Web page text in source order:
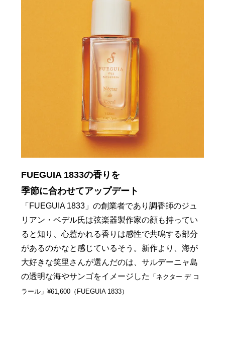
FUEGUIA 1833の香りを
季節に合わせてアップデート
「FUEGUIA 1833」の創業者であり調香師のジュ
リアン・ベデル氏は弦楽器製作家の顔も持ってい
ると知り、心惹かれる香りは感性で共鳴する部分
があるのかなと感じているそう。新作より、海が
大好きな笑里さんが選んだのは、サルデーニャ島
の透明な海やサンゴをイメージした 「ネクター デ コ
ラール」¥61,600（FUEGUIA 1833）
練習後のご褒美おやつも
スペシャルなものを
スガラボなど数々の名店でシェフ・パティシエを
担ってきた江藤シェフのスイーツブランド
「PAYSAGE（ペイサージュ）」。おすすめの焼き
菓子は、上質な素材で作られたポテンシャルの高
い逸品。左はサブレやフィナンシェなどを詰め合
わせた 「PAYSAGE SELECTION」¥6,933（ペイサージュ）
練習後のご褒美おやつも
スペシャルなものを
日本橋兜町「teal」の「無花果とチョコレートのシ
ュトーレン」は計算された唯一無二な味が魅力。
¥3,980（teal）
多忙な合間にホテル滞在で
非日常を味わう
笑里さんがよく利用する「ザ・リッツ・カールト
ン東京」。子どものためのリッツ キッズ®は水、
土地、環境責任、文化の4本を柱にしたプログラ
ム。 詳しくはザ・リッツ・カールトン東京HPへ
普段着も極上の素材感に触れて
ハートフルに
ホリデーシーズンのために選んだのはMUSE de
Deuxiem Classeのウルトラスーパーファインウー
ルのニット。カシミア並みの肌触りが魅力。コー
トはミラノブランド「MANZONI24」。極上のカシ
ミアに包み込まれる至福感も冬の醍醐味。（とも
に本人私物）
普段の食卓もカトラリーで
気分をチェンジ
テーブルセッティングも、ゴールド＆ホワイトの
カトラリーで普段より華やかに。笑里さん愛用の
曲線を描く洗練されたデザインが美しい「クチポ
ール」はポルトガルを代表するブランドで、職人
が一本一本丁寧に手作りしたもの。 「GOA ホワイト
ゴールド」右からデザートナイフ ¥4,400 ディナーナイフ
¥4,500 ディナーフォーク ¥2,800 デザートフォーク ¥2,600 デ